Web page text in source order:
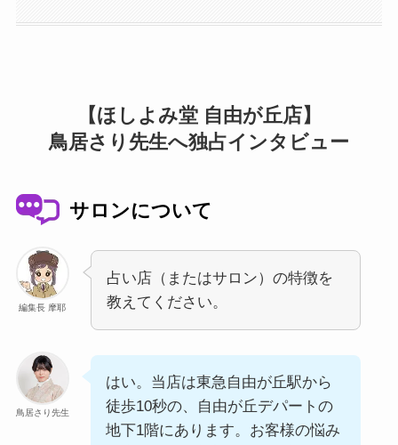
【ほしよみ堂 自由が丘店】
鳥居さり先生へ独占インタビュー
サロンについて
編集長 摩耶
占い店（またはサロン）の特徴を
教えてください。
鳥居さり先生
はい。当店は東急自由が丘駅から
徒歩10秒の、自由が丘デパートの
地下1階にあります。お客様の悩み